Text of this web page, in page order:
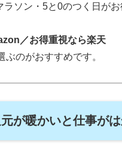
ラソン・5と0のつく日が
／お得重視なら楽天
ぶのがおすすめです。
が暖かいと仕事が